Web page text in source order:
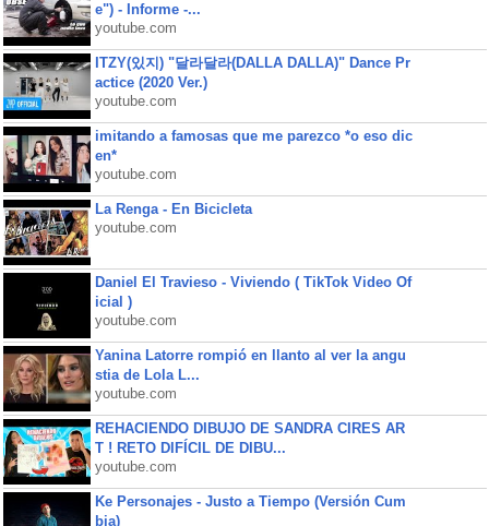
e") - Informe -...
youtube.com
ITZY(있지) "달라달라(DALLA DALLA)" Dance Pr
actice (2020 Ver.)
youtube.com
imitando a famosas que me parezco *o eso dic
en*
youtube.com
La Renga - En Bicicleta
youtube.com
Daniel El Travieso - Viviendo ( TikTok Video Of
icial )
youtube.com
Yanina Latorre rompió en llanto al ver la angu
stia de Lola L...
youtube.com
REHACIENDO DIBUJO DE SANDRA CIRES AR
T ! RETO DIFÍCIL DE DIBU...
youtube.com
Ke Personajes - Justo a Tiempo (Versión Cum
bia)